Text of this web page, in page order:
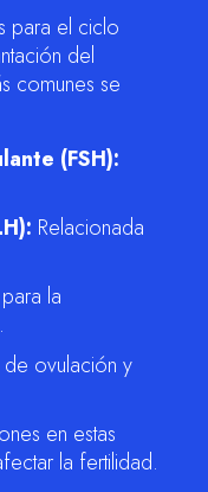
para el ciclo
del
comunes se
(FSH):
Relacionada
la
ovulación y
en estas
la fertilidad.